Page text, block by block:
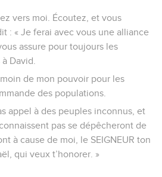
vers moi. Écoutez, et vous
: « Je ferai avec vous une alliance
assure pour toujours les
David.
de mon pouvoir pour les
des populations.
appel à des peuples inconnus, et
pas se dépêcheront de
à cause de moi, le SEIGNEUR ton
qui veux t’honorer. »